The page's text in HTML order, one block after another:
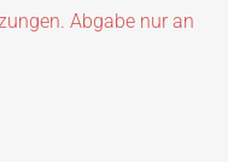
Abgabe nur an